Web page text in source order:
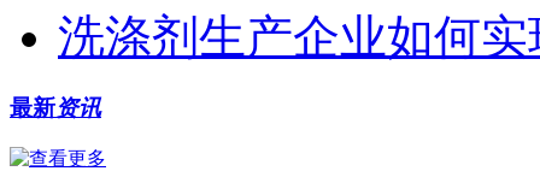
洗涤剂生产企业如何
最新资讯